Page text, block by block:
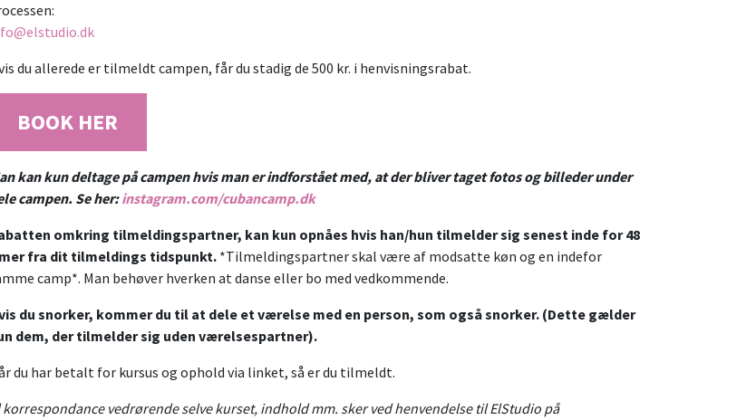
du allerede er tilmeldt campen, får du stadig de 500 kr. i henvisningsrabat.
BOOK HER
kan kun deltage på campen hvis man er indforstået med, at der bliver taget fotos og billeder under
campen. Se her:instagram.com/cubancamp.dk
omkring tilmeldingspartner, kan kun opnåes hvis han/hun tilmelder sig senest inde for 48
fra dit tilmeldings tidspunkt. *Tilmeldingspartner skal være af modsatte køn og en indefor
camp*. Man behøver hverken at danse eller bo med vedkommende.
du snorker, kommer du til at dele et værelse med en person, som også snorker. (Dette gælder
dem, der tilmelder sig uden værelsespartner).
du har betalt for kursus og ophold via linket, så er du tilmeldt.
korrespondance vedrørende selve kurset, indhold mm. sker ved henvendelse til ElStudio på